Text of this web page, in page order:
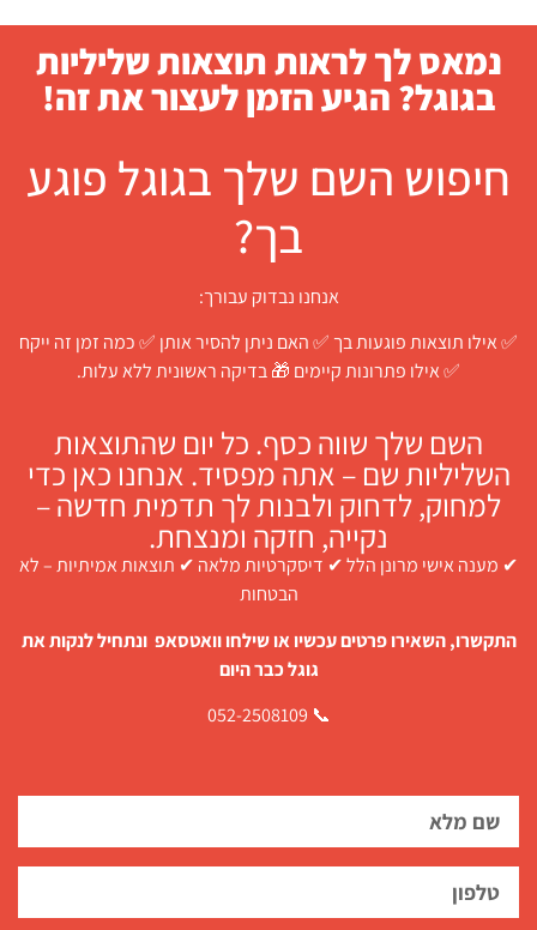
נמאס לך לראות תוצאות שליליות
בגוגל? הגיע הזמן לעצור את זה!
חיפוש השם שלך בגוגל פוגע
בך?
אנחנו נבדוק עבורך:
✅ אילו תוצאות פוגעות בך ✅ האם ניתן להסיר אותן ✅ כמה זמן זה ייקח
✅ אילו פתרונות קיימים 🎁 בדיקה ראשונית ללא עלות.
השם שלך שווה כסף. כל יום שהתוצאות
השליליות שם – אתה מפסיד. אנחנו כאן כדי
למחוק, לדחוק ולבנות לך תדמית חדשה –
נקייה, חזקה ומנצחת.
✔ מענה אישי מרונן הלל ✔ דיסקרטיות מלאה ✔ תוצאות אמיתיות – לא
הבטחות
התקשרו, השאירו פרטים עכשיו או שילחו וואטסאפ ונתחיל לנקות את
גוגל כבר היום
📞 052-2508109